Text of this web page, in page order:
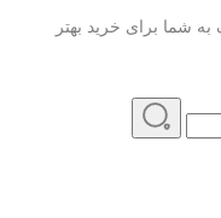
شما برای خرید بهتر